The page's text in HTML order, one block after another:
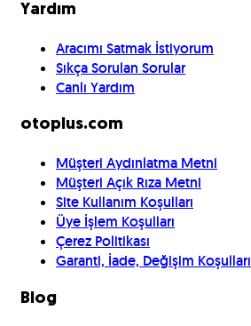
Yardım
Aracımı Satmak İstiyorum
Sıkça Sorulan Sorular
Canlı Yardım
otoplus.com
Müşteri Aydınlatma Metni
Müşteri Açık Rıza Metni
Site Kullanım Koşulları
Üye İşlem Koşulları
Çerez Politikası
Garanti, İade, Değişim Koşulları
Blog